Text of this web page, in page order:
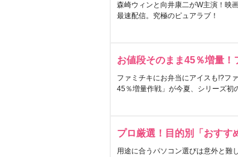
森崎ウィンと向井康二がW主演！映
最速配信。究極のピュアラブ！
お値段そのまま45％増量
ファミチキにお弁当にアイスも!?フ
45％増量作戦」が今夏、シリーズ初
プロ厳選！目的別「おすす
用途に合うパソコン選びは意外と難